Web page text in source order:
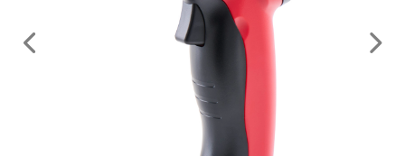
Vorheriges